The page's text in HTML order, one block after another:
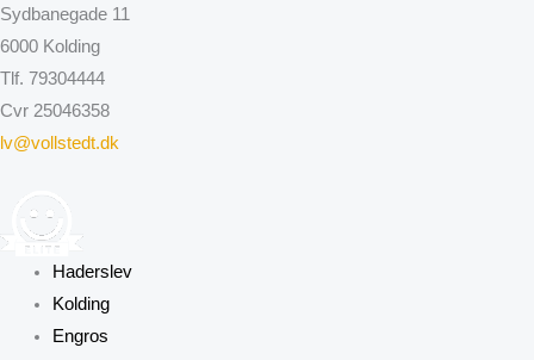
Sydbanegade 11
6000 Kolding
Tlf. 79304444
Cvr 25046358
lv@vollstedt.dk
Haderslev
Kolding
Engros